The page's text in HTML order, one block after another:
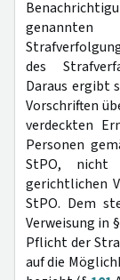
des
Daraus ergibt
Vorschriften
verdeckten
Personen
StPO, nicht
gerichtlichen
StPO. Dem
Verweisung in §
Pflicht der
auf die